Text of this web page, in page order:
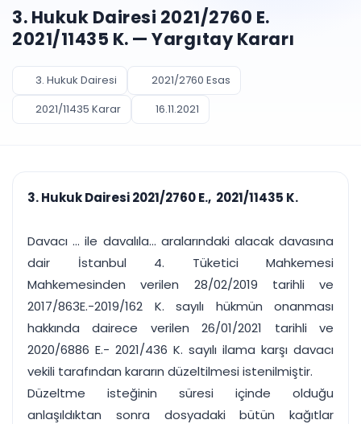
UETS Entegrasyonu
Tebligatları anında
Müvekkil ve taraf
Vekalet
PLANLAMA & TAKİP
Pano ve Takip
Duruşma ve görev
takvimi
Bildirim
takibi
rapor
Tek panelde uçtan uca yönetim
UYAP & UETS entegrasyonundan finansa, hepsi bir arada.
Tüm özellikleri inceleyin Ücretsiz Başlayın
Ücretsiz Başlayın Giriş Yap
3. Hukuk Dairesi 2021/2760 E.
2021/11435 K. — Yargıtay Kararı
3. Hukuk Dairesi
2021/2760 Esas
2021/11435 Karar
16.11.2021
3. Hukuk Dairesi 2021/2760 E., 2021/11435 K.
Davacı ... ile davalıla... aralarındaki alacak davasına
dair İstanbul 4. Tüketici Mahkemesi
Mahkemesinden verilen 28/02/2019 tarihli ve
2017/863E.-2019/162 K. sayılı hükmün onanması
hakkında dairece verilen 26/01/2021 tarihli ve
2020/6886 E.- 2021/436 K. sayılı ilama karşı davacı
vekili tarafından kararın düzeltilmesi istenilmiştir.
Düzeltme isteğinin süresi içinde olduğu
anlaşıldıktan sonra dosyadaki bütün kağıtlar